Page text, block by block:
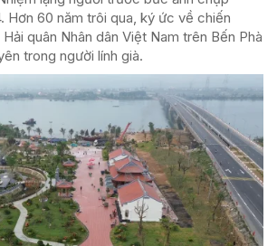
Hơn 60 năm trôi qua, ký ức về chiến
quân Nhân dân Việt Nam trên Bến Phà
trong người lính già.